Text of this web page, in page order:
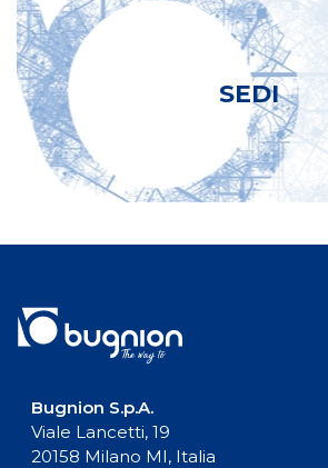
SEDI
Bugnion S.p.A.
Viale Lancetti, 19
20158 Milano MI, Italia